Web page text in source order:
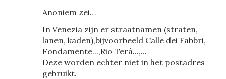
Anoniem zei…
In Venezia zijn er straatnamen (straten,
lanen, kaden),bijvoorbeeld Calle dei Fabbri,
Fondamente...,Rio Terà...,...
Deze worden echter niet in het postadres
gebruikt.